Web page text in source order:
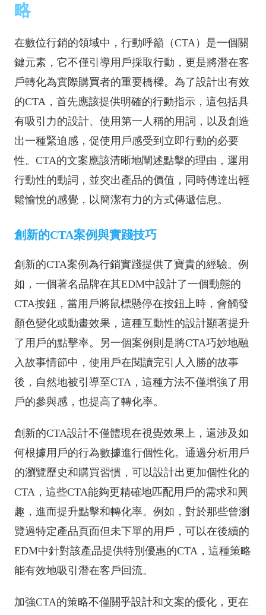
略
在數位行銷的領域中，行動呼籲（CTA）是一個關
鍵元素，它不僅引導用戶採取行動，更是將潛在客
戶轉化為實際購買者的重要橋樑。為了設計出有效
的CTA，首先應該提供明確的行動指示，這包括具
有吸引力的設計、使用第一人稱的用詞，以及創造
出一種緊迫感，促使用戶感受到立即行動的必要
性。CTA的文案應該清晰地闡述點擊的理由，運用
行動性的動詞，並突出產品的價值，同時傳達出輕
鬆愉悅的感覺，以簡潔有力的方式傳遞信息。
創新的CTA案例與實踐技巧
創新的CTA案例為行銷實踐提供了寶貴的經驗。例
如，一個著名品牌在其EDM中設計了一個動態的
CTA按鈕，當用戶將鼠標懸停在按鈕上時，會觸發
顏色變化或動畫效果，這種互動性的設計顯著提升
了用戶的點擊率。另一個案例則是將CTA巧妙地融
入故事情節中，使用戶在閱讀完引人入勝的故事
後，自然地被引導至CTA，這種方法不僅增強了用
戶的參與感，也提高了轉化率。
創新的CTA設計不僅體現在視覺效果上，還涉及如
何根據用戶的行為數據進行個性化。通過分析用戶
的瀏覽歷史和購買習慣，可以設計出更加個性化的
CTA，這些CTA能夠更精確地匹配用戶的需求和興
趣，進而提升點擊和轉化率。例如，對於那些曾瀏
覽過特定產品頁面但未下單的用戶，可以在後續的
EDM中針對該產品提供特別優惠的CTA，這種策略
能有效地吸引潛在客戶回流。
加強CTA的策略不僅關乎設計和文案的優化，更在